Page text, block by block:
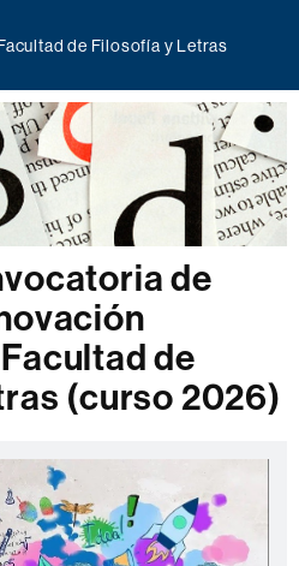
de Filosofía y Letras
de
de
(curso 2026)